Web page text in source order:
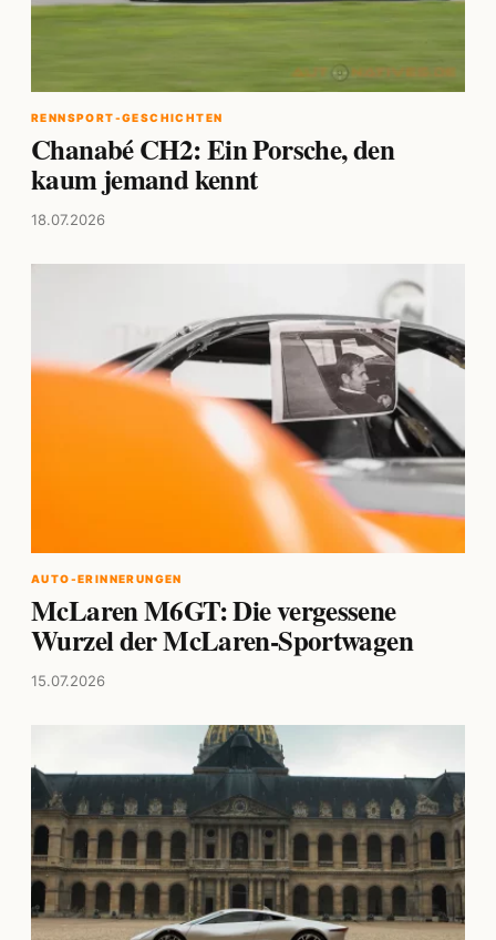
RENNSPORT-GESCHICHTEN
Chanabé CH2: Ein Porsche, den
kaum jemand kennt
18.07.2026
AUTO-ERINNERUNGEN
McLaren M6GT: Die vergessene
Wurzel der McLaren-Sportwagen
15.07.2026